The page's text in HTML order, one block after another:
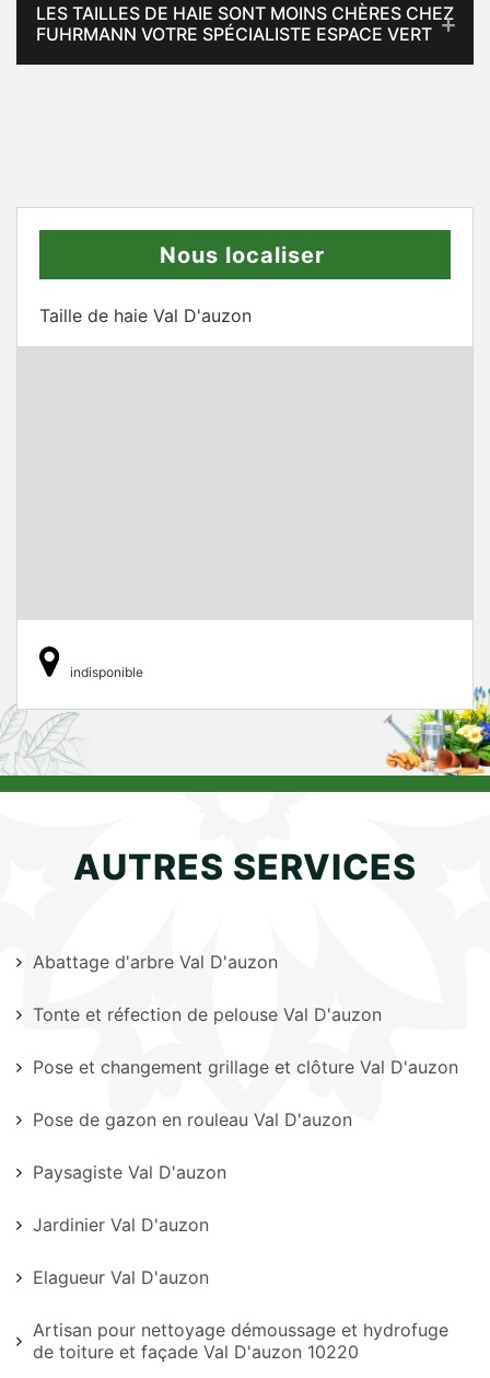
LES TAILLES DE HAIE SONT MOINS CHÈRES CHEZ
FUHRMANN VOTRE SPÉCIALISTE ESPACE VERT
Nous localiser
Taille de haie Val D'auzon
indisponible
AUTRES SERVICES
Abattage d'arbre Val D'auzon
Tonte et réfection de pelouse Val D'auzon
Pose et changement grillage et clôture Val D'auzon
Pose de gazon en rouleau Val D'auzon
Paysagiste Val D'auzon
Jardinier Val D'auzon
Elagueur Val D'auzon
Artisan pour nettoyage démoussage et hydrofuge
de toiture et façade Val D'auzon 10220